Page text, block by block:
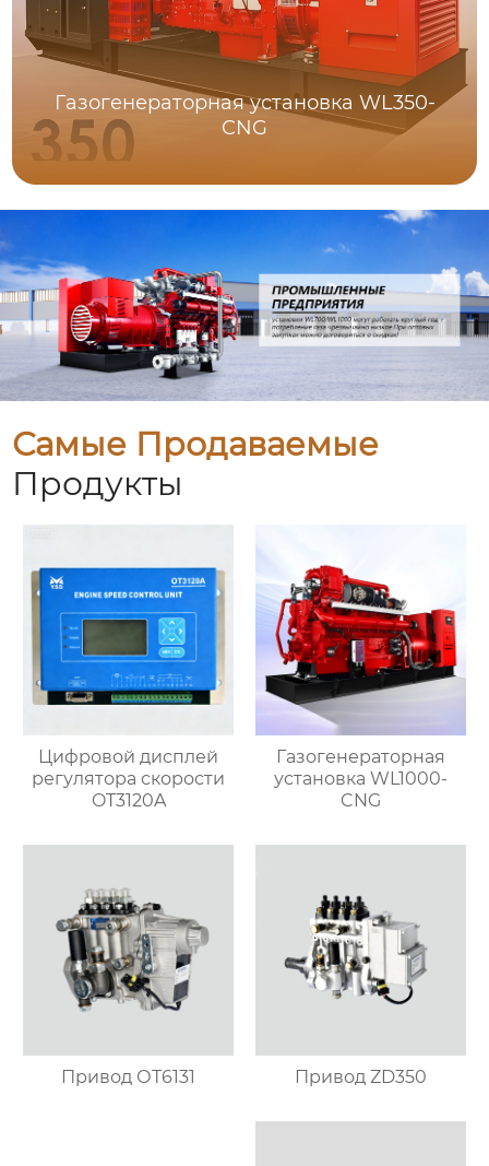
Газогенераторная установка WL350-
CNG
Самые Продаваемые
Продукты
Цифровой дисплей
регулятора скорости
OT3120A
Газогенераторная
установка WL1000-
CNG
Привод ОТ6131 Привод ZD350